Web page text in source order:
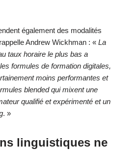
également des modalités
Andrew Wickhman : «La
taux horaire le plus bas a
formules de formation digitales,
moins performantes et
blended qui mixent une
qualifié et expérimenté et un
. »
linguistiques ne